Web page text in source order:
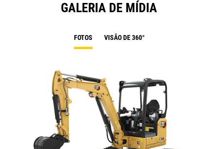
GALERIA DE MÍDIA
FOTOS VISÃO DE 360°